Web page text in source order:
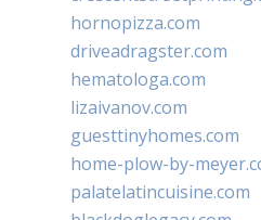
hornopizza.com
driveadragster.com
hematologa.com
lizaivanov.com
guesttinyhomes.com
home-plow-by-
palatelatincuisine.com